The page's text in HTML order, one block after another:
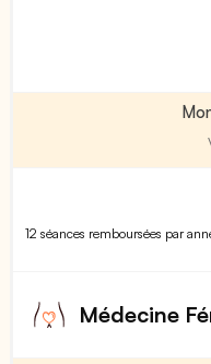
12 séances remboursées par
Médecine